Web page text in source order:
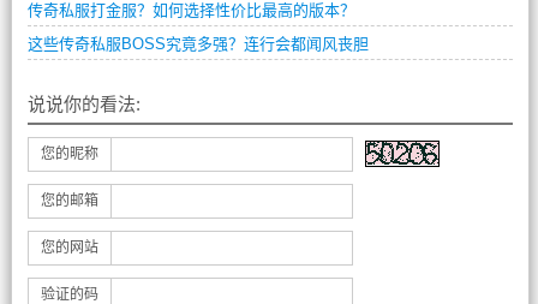
传奇私服打金服？如何选择性价比最高的版本？
这些传奇私服BOSS究竟多强？连行会都闻风丧胆
说说你的看法:
您的昵称
您的邮箱
您的网站
验证的码